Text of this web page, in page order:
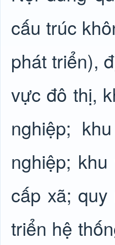
cấu trúc
phát triển),
vực đô thị,
nghiệp;
nghiệp;
cấp xã;
triển hệ